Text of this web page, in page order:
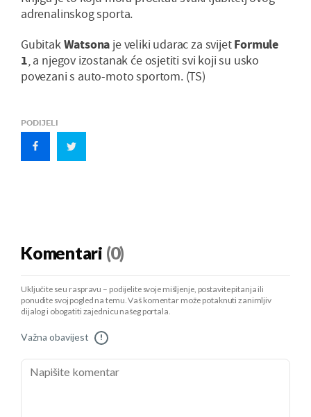
adrenalinskog sporta.
GubitakWatsona je veliki udarac za svijetFormule
1, a njegov izostanak će osjetiti svi koji su usko
povezani s auto-moto sportom. (TS)
PODIJELI
Komentari (0)
Uključite se u raspravu – podijelite svoje mišljenje, postavite pitanja ili
ponudite svoj pogled na temu. Vaš komentar može potaknuti zanimljiv
dijalog i obogatiti zajednicu našeg portala.
Važna obavijest !